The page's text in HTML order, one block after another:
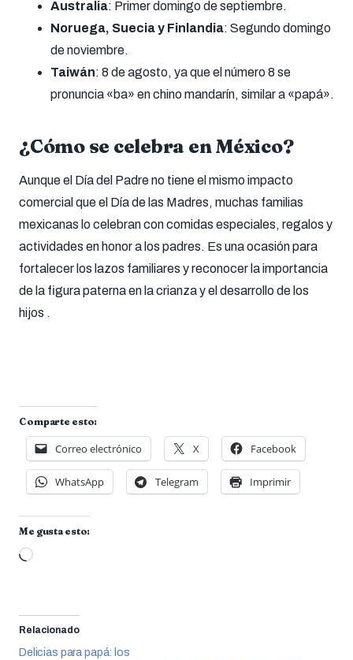
Australia: Primer domingo de septiembre.
Noruega, Suecia y Finlandia: Segundo domingo
de noviembre.
Taiwán: 8 de agosto, ya que el número 8 se
pronuncia «ba» en chino mandarín, similar a «papá».
¿Cómo se celebra en México?
Aunque el Día del Padre no tiene el mismo impacto
comercial que el Día de las Madres, muchas familias
mexicanas lo celebran con comidas especiales, regalos y
actividades en honor a los padres. Es una ocasión para
fortalecer los lazos familiares y reconocer la importancia
de la figura paterna en la crianza y el desarrollo de los
hijos .
Comparte esto:
Correo electrónico X Facebook
WhatsApp Telegram Imprimir
Me gusta esto:
Cargando...
Relacionado
Delicias para papá: los